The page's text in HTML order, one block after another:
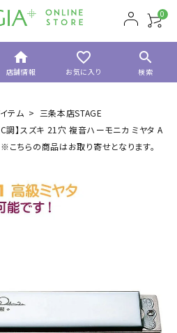
0
home
店舗情報
favorite_border
お気に入り
search
検索
テム
三条本店STAGE
調】スズキ 21穴 複音ハーモニカ ミヤタ A
ちらの商品はお取り寄せとなります。